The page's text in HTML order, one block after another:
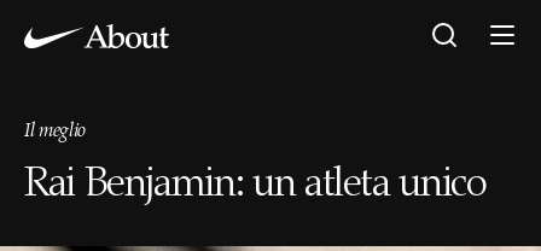
Il meglio
Rai Benjamin: un atleta unico